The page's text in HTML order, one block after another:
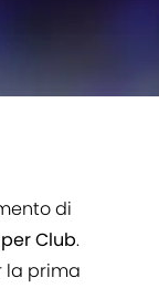
di
Club.
la prima